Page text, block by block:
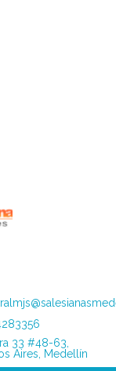
33 #48-63,
Aires, Medellín